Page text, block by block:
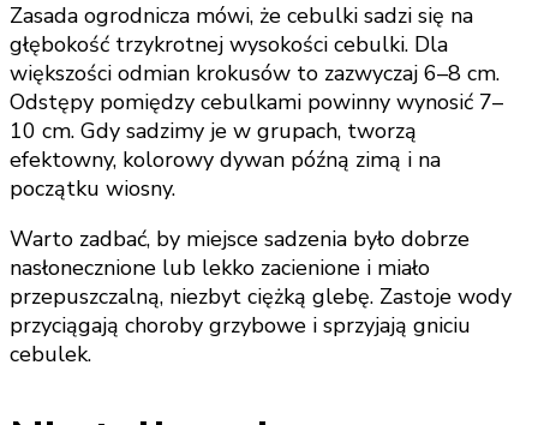
Zasada ogrodnicza mówi, że cebulki sadzi się na
głębokość trzykrotnej wysokości cebulki. Dla
większości odmian krokusów to zazwyczaj 6–8 cm.
Odstępy pomiędzy cebulkami powinny wynosić 7–
10 cm. Gdy sadzimy je w grupach, tworzą
efektowny, kolorowy dywan późną zimą i na
początku wiosny.
Warto zadbać, by miejsce sadzenia było dobrze
nasłonecznione lub lekko zacienione i miało
przepuszczalną, niezbyt ciężką glebę. Zastoje wody
przyciągają choroby grzybowe i sprzyjają gniciu
cebulek.